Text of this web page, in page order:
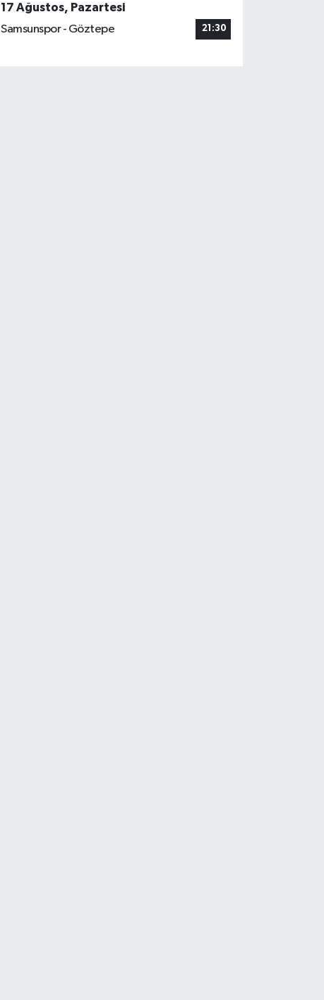
17 Ağustos, Pazartesi
Samsunspor - Göztepe
21:30